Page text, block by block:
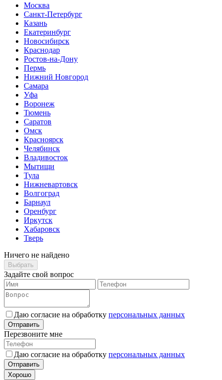
Москва
Санкт-Петербург
Казань
Екатеринбург
Новосибирск
Краснодар
Ростов-на-Дону
Пермь
Нижний Новгород
Самара
Уфа
Воронеж
Тюмень
Саратов
Омск
Красноярск
Челябинск
Владивосток
Мытищи
Тула
Нижневартовск
Волгоград
Барнаул
Оренбург
Иркутск
Хабаровск
Тверь
Ничего не найдено
Выбрать
Задайте свой вопрос
Даю согласие на обработку персональных данных
Отправить
Перезвоните мне
Даю согласие на обработку персональных данных
Отправить
Хорошо